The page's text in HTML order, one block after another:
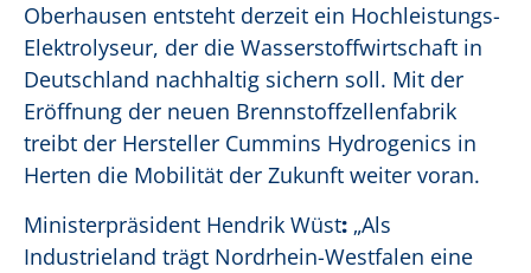
Oberhausen entsteht derzeit ein Hochleistungs-
Elektrolyseur, der die Wasserstoffwirtschaft in
Deutschland nachhaltig sichern soll. Mit der
Eröffnung der neuen Brennstoffzellenfabrik
treibt der Hersteller Cummins Hydrogenics in
Herten die Mobilität der Zukunft weiter voran.
Ministerpräsident Hendrik Wüst: „Als
Industrieland trägt Nordrhein-Westfalen eine